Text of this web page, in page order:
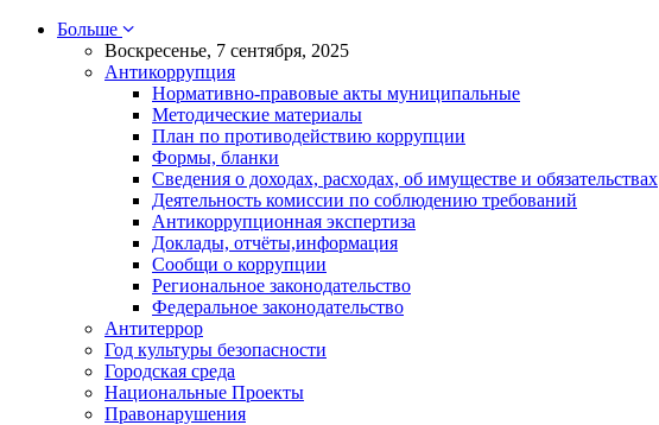
Больше
Воскресенье, 7 сентября, 2025
Антикоррупция
Нормативно-правовые акты муниципальные
Методические материалы
План по противодействию коррупции
Формы, бланки
Сведения о доходах, расходах, об имуществе и обязательствах
Деятельность комиссии по соблюдению требований
Антикоррупционная экспертиза
Доклады, отчёты,информация
Сообщи о коррупции
Региональное законодательство
Федеральное законодательство
Антитеррор
Год культуры безопасности
Городская среда
Национальные Проекты
Правонарушения